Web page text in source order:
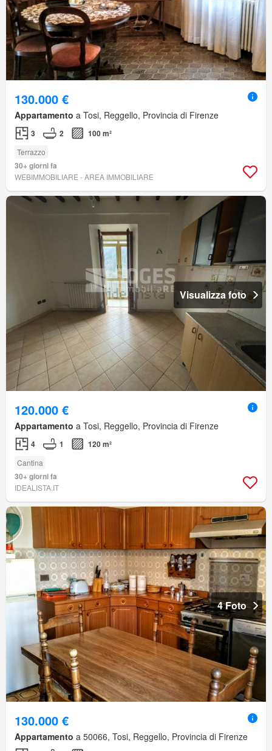
130.000 €
Appartamento a Tosi, Reggello, Provincia di Firenze
3 2 100 m²
Terrazzo
30+ giorni fa
WEBIMMOBILIARE - AREA IMMOBILIARE
Visualizza foto
120.000 €
Appartamento a Tosi, Reggello, Provincia di Firenze
4 1 120 m²
Cantina
30+ giorni fa
IDEALISTA.IT
4 Foto
130.000 €
Appartamento a 50066, Tosi, Reggello, Provincia di Firenze